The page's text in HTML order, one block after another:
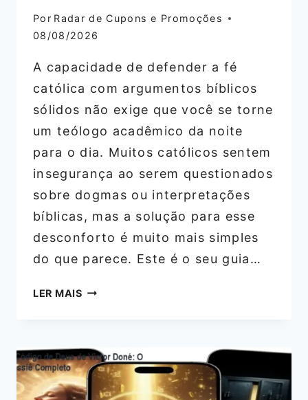
Por Radar de Cupons e Promoções
08/08/2026
A capacidade de defender a fé
católica com argumentos bíblicos
sólidos não exige que você se torne
um teólogo acadêmico da noite
para o dia. Muitos católicos sentem
insegurança ao serem questionados
sobre dogmas ou interpretações
bíblicas, mas a solução para esse
desconforto é muito mais simples
do que parece. Este é o seu guia…
LER MAISARIEL
DE
APOLOGÉTICA
CONTRA